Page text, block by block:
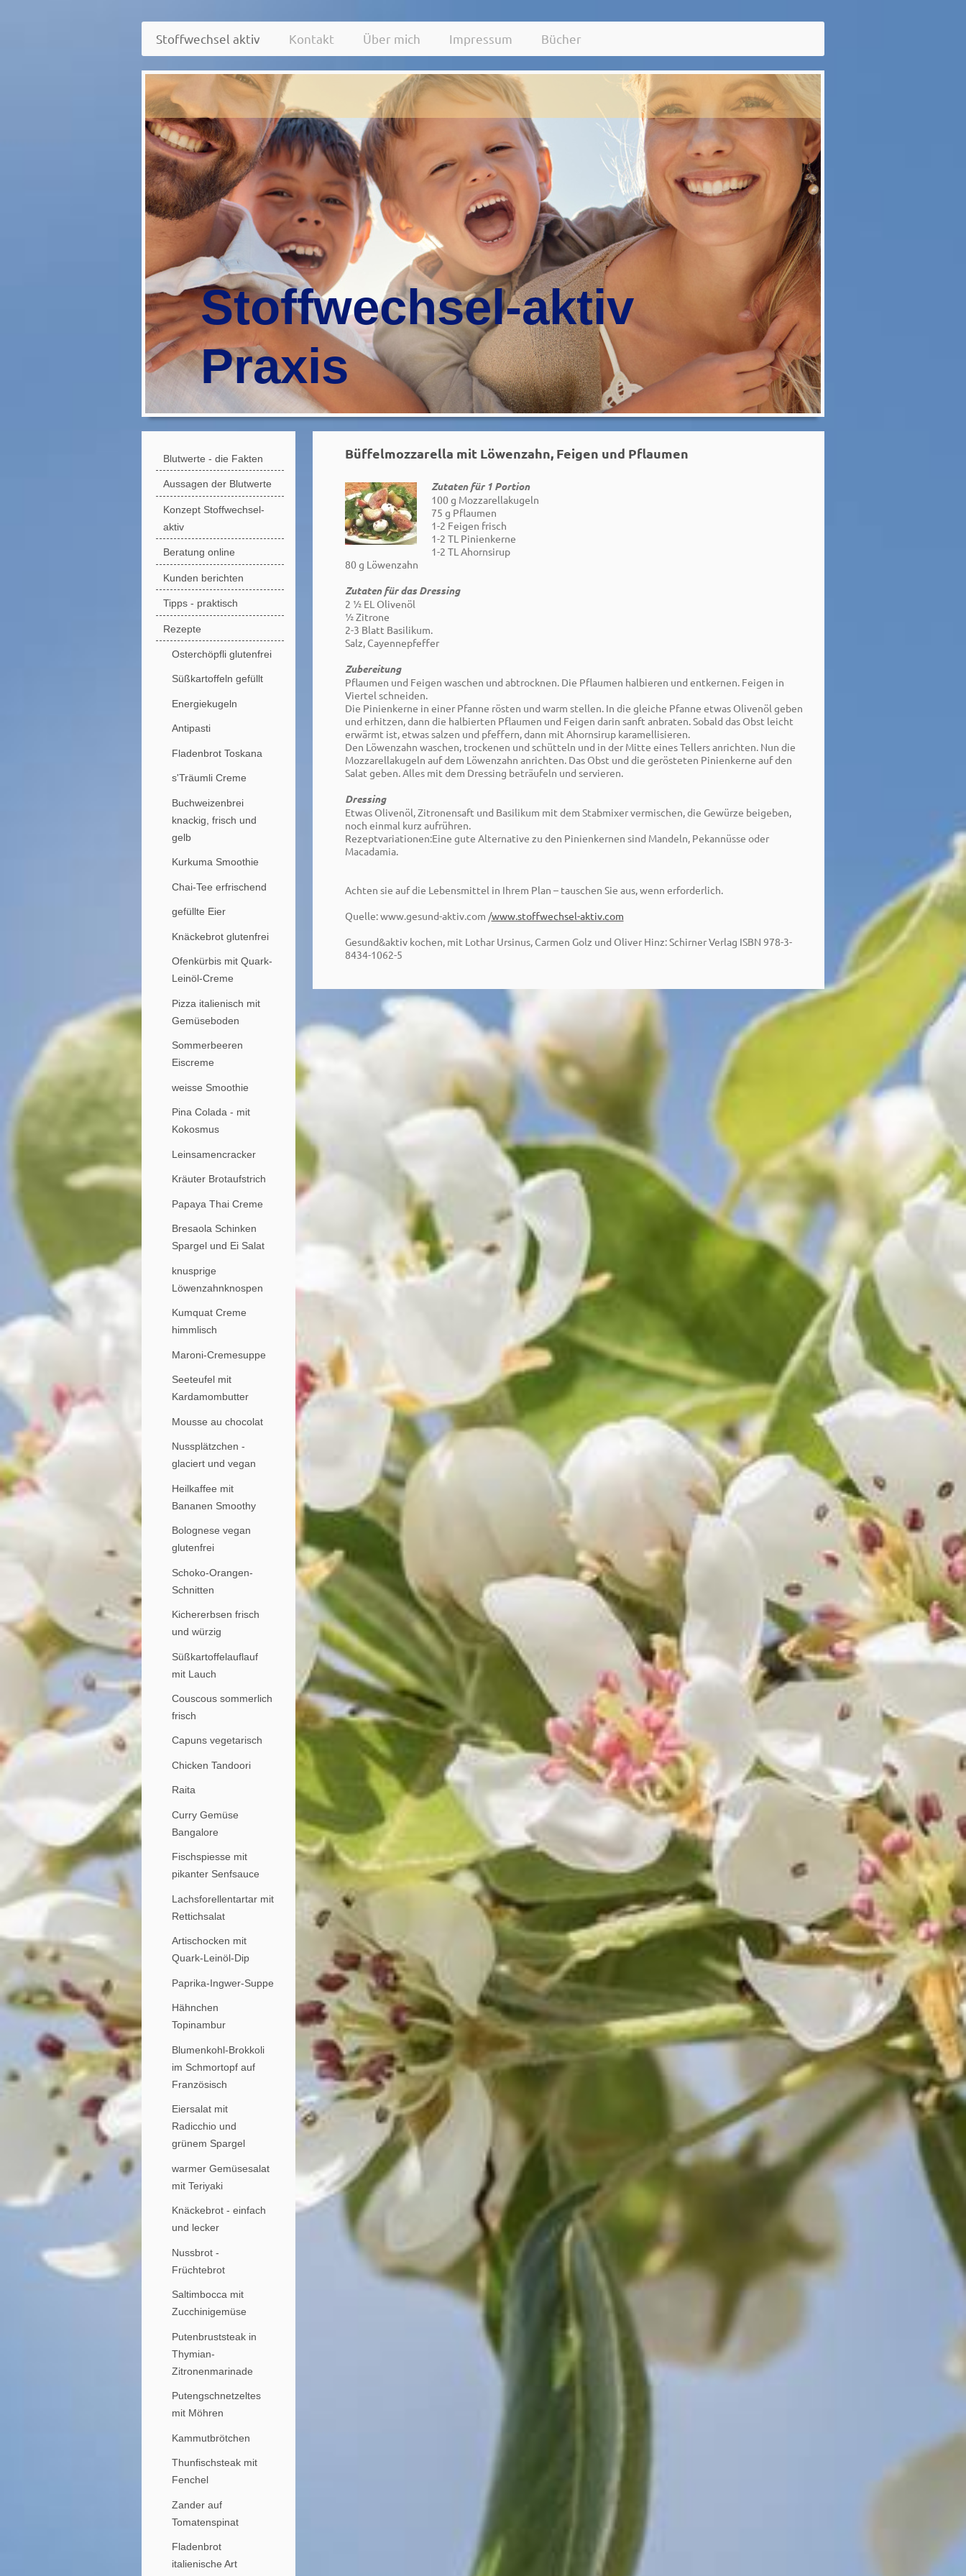
Stoffwechsel aktiv Kontakt Über mich Impressum Bücher
Stoffwechsel-aktiv
Praxis
Büffelmozzarella mit Löwenzahn, Feigen und Pflaumen
Zutaten für 1 Portion
100 g Mozzarellakugeln
75 g Pflaumen
1-2 Feigen frisch
1-2 TL Pinienkerne
1-2 TL Ahornsirup
80 g Löwenzahn
Zutaten für das Dressing
2 ½ EL Olivenöl
½ Zitrone
2-3 Blatt Basilikum.
Salz, Cayennepfeffer
Zubereitung
Pflaumen und Feigen waschen und abtrocknen. Die Pflaumen halbieren und entkernen. Feigen in
Viertel schneiden.
Die Pinienkerne in einer Pfanne rösten und warm stellen. In die gleiche Pfanne etwas Olivenöl geben
und erhitzen, dann die halbierten Pflaumen und Feigen darin sanft anbraten. Sobald das Obst leicht
erwärmt ist, etwas salzen und pfeffern, dann mit Ahornsirup karamellisieren.
Den Löwenzahn waschen, trockenen und schütteln und in der Mitte eines Tellers anrichten. Nun die
Mozzarellakugeln auf dem Löwenzahn anrichten. Das Obst und die gerösteten Pinienkerne auf den
Salat geben. Alles mit dem Dressing beträufeln und servieren.
Dressing
Etwas Olivenöl, Zitronensaft und Basilikum mit dem Stabmixer vermischen, die Gewürze beigeben,
noch einmal kurz aufrühren.
Rezeptvariationen:Eine gute Alternative zu den Pinienkernen sind Mandeln, Pekannüsse oder
Macadamia.
Achten sie auf die Lebensmittel in Ihrem Plan – tauschen Sie aus, wenn erforderlich.
Quelle: www.gesund-aktiv.com /www.stoffwechsel-aktiv.com
Gesund&aktiv kochen, mit Lothar Ursinus, Carmen Golz und Oliver Hinz: Schirner Verlag ISBN 978-3-
8434-1062-5
Blutwerte - die Fakten
Aussagen der Blutwerte
Konzept Stoffwechsel-
aktiv
Beratung online
Kunden berichten
Tipps - praktisch
Rezepte
Osterchöpfli glutenfrei
Süßkartoffeln gefüllt
Energiekugeln
Antipasti
Fladenbrot Toskana
s'Träumli Creme
Buchweizenbrei
knackig, frisch und
gelb
Kurkuma Smoothie
Chai-Tee erfrischend
gefüllte Eier
Knäckebrot glutenfrei
Ofenkürbis mit Quark-
Leinöl-Creme
Pizza italienisch mit
Gemüseboden
Sommerbeeren
Eiscreme
weisse Smoothie
Pina Colada - mit
Kokosmus
Leinsamencracker
Kräuter Brotaufstrich
Papaya Thai Creme
Bresaola Schinken
Spargel und Ei Salat
knusprige
Löwenzahnknospen
Kumquat Creme
himmlisch
Maroni-Cremesuppe
Seeteufel mit
Kardamombutter
Mousse au chocolat
Nussplätzchen -
glaciert und vegan
Heilkaffee mit
Bananen Smoothy
Bolognese vegan
glutenfrei
Schoko-Orangen-
Schnitten
Kichererbsen frisch
und würzig
Süßkartoffelauflauf
mit Lauch
Couscous sommerlich
frisch
Capuns vegetarisch
Chicken Tandoori
Raita
Curry Gemüse
Bangalore
Fischspiesse mit
pikanter Senfsauce
Lachsforellentartar mit
Rettichsalat
Artischocken mit
Quark-Leinöl-Dip
Paprika-Ingwer-Suppe
Hähnchen
Topinambur
Blumenkohl-Brokkoli
im Schmortopf auf
Französisch
Eiersalat mit
Radicchio und
grünem Spargel
warmer Gemüsesalat
mit Teriyaki
Knäckebrot - einfach
und lecker
Nussbrot -
Früchtebrot
Saltimbocca mit
Zucchinigemüse
Putenbruststeak in
Thymian-
Zitronenmarinade
Putengschnetzeltes
mit Möhren
Kammutbrötchen
Thunfischsteak mit
Fenchel
Zander auf
Tomatenspinat
Fladenbrot
italienische Art